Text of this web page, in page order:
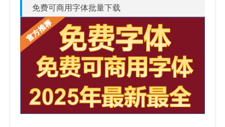
免费可商用字体批量下载